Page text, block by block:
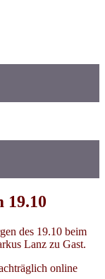
des 19.10 beim
Lanz zu Gast.
online